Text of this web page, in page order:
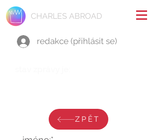
CHARLES ABROAD
redakce (přihlásit se)
ZPĚT